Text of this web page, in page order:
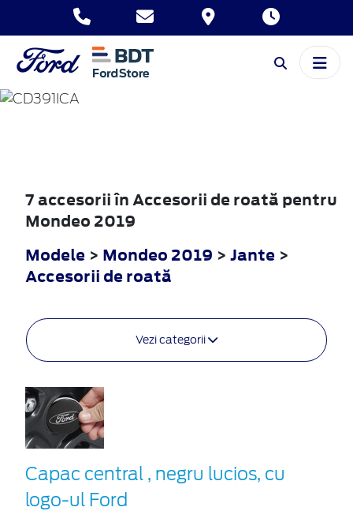
MONDEO
7 accesorii în Accesorii de roată pentru
Mondeo 2019
Modele > Mondeo 2019 > Jante >
Accesorii de roată
Vezi categorii
Capac central , negru lucios, cu
logo-ul Ford